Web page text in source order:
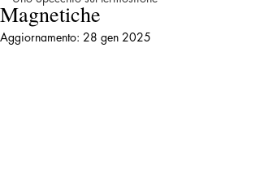
Magnetiche
Aggiornamento: 28 gen 2025